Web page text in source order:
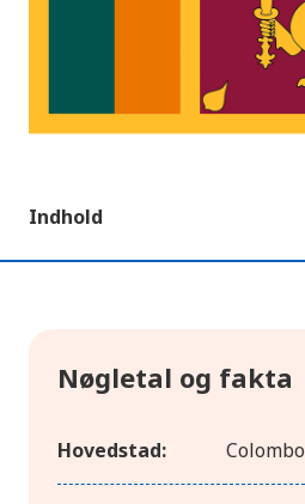
Indhold
Nøgletal og fakta
Hovedstad: Colombo